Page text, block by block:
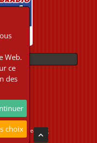
Streaming
Web.
ce
des
choix